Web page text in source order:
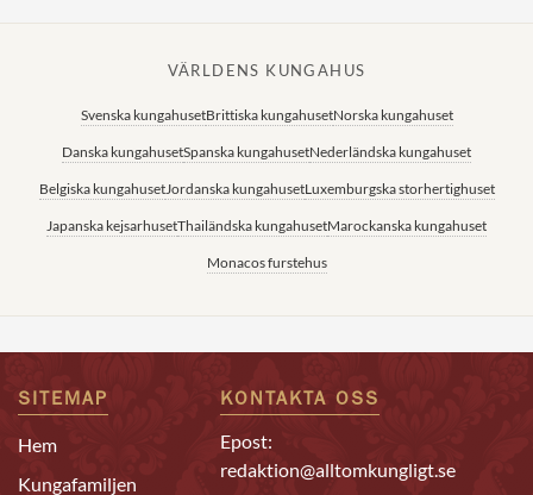
VÄRLDENS KUNGAHUS
Svenska kungahusetBrittiska kungahusetNorska kungahuset
Danska kungahusetSpanska kungahusetNederländska kungahuset
Belgiska kungahusetJordanska kungahusetLuxemburgska storhertighuset
Japanska kejsarhusetThailändska kungahusetMarockanska kungahuset
Monacos furstehus
SITEMAP
Hem
Kungafamiljen
KONTAKTA OSS
Epost:
redaktion@alltomkungligt.se